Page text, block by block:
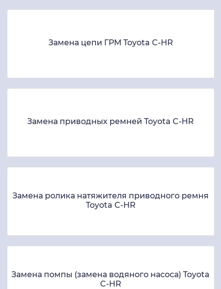
Замена цепи ГРМ Toyota C-HR
Замена приводных ремней Toyota C-HR
Замена ролика натяжителя приводного ремня
Toyota C-HR
Замена помпы (замена водяного насоса) Toyota
C-HR